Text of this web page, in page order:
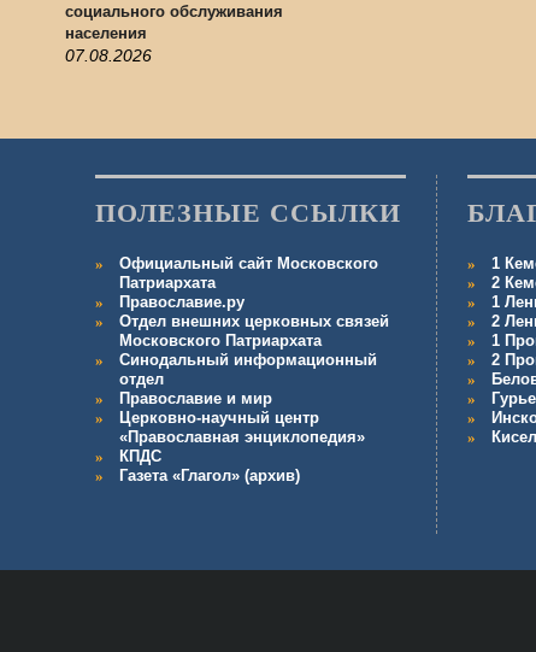
социального обслуживания
населения
07.08.2026
ПОЛЕЗНЫЕ ССЫЛКИ
Официальный сайт Московского
Патриархата
Православие.ру
Отдел внешних церковных связей
Московского Патриархата
Синодальный информационный
отдел
Православие и мир
Церковно-научный центр
«Православная энциклопедия»
КПДС
Газета «Глагол» (архив)
1
2
1
2
1
2